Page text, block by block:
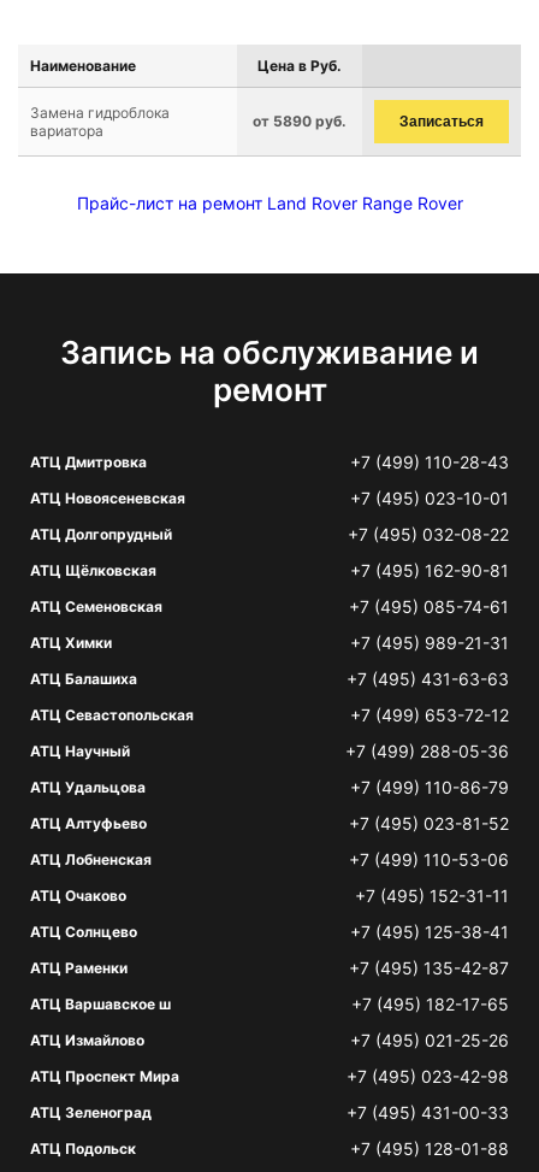
Наименование Цена в Руб.
Замена гидроблока
вариатора
от 5890 руб. Записаться
Прайс-лист на ремонт Land Rover Range Rover
Запись на обслуживание и
ремонт
АТЦ Дмитровка +7 (499) 110-28-43
АТЦ Новоясеневская +7 (495) 023-10-01
АТЦ Долгопрудный +7 (495) 032-08-22
АТЦ Щёлковская +7 (495) 162-90-81
АТЦ Семеновская +7 (495) 085-74-61
АТЦ Химки +7 (495) 989-21-31
АТЦ Балашиха +7 (495) 431-63-63
АТЦ Севастопольская +7 (499) 653-72-12
АТЦ Научный +7 (499) 288-05-36
АТЦ Удальцова +7 (499) 110-86-79
АТЦ Алтуфьево +7 (495) 023-81-52
АТЦ Лобненская +7 (499) 110-53-06
АТЦ Очаково +7 (495) 152-31-11
АТЦ Солнцево +7 (495) 125-38-41
АТЦ Раменки +7 (495) 135-42-87
АТЦ Варшавское ш +7 (495) 182-17-65
АТЦ Измайлово +7 (495) 021-25-26
АТЦ Проспект Мира +7 (495) 023-42-98
АТЦ Зеленоград +7 (495) 431-00-33
АТЦ Подольск +7 (495) 128-01-88